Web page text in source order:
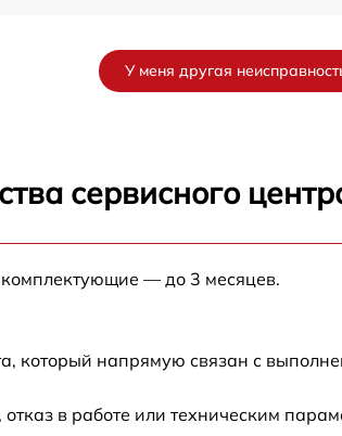
от 60 мин
У меня другая
сервисного
— до 3 месяцев.
который напрямую связан с
в работе или техническим